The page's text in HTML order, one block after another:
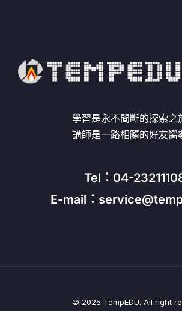
學習是永不間斷的探索之
講師是一路相隨的好友嚮
Tel：04-
E-mail：
© 2025 TempEDU. All right